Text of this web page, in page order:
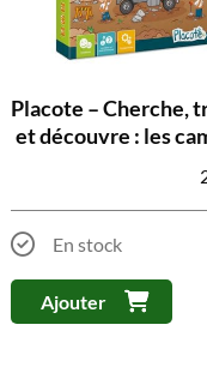
Placote – Cherche,
et découvre : les
En stock
Ajouter